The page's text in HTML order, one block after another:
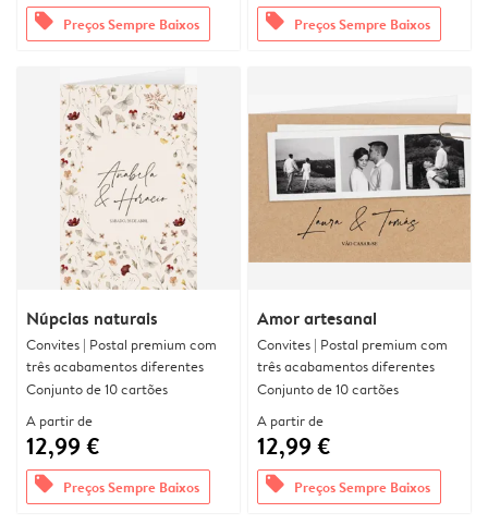
offers Preços Sempre Baixos offers Preços Sempre Baixos
Núpcias naturais
Convites | Postal premium com
três acabamentos diferentes
Conjunto de 10 cartões
A partir de
12,99 €
offers Preços Sempre Baixos
Amor artesanal
Convites | Postal premium com
três acabamentos diferentes
Conjunto de 10 cartões
A partir de
12,99 €
offers Preços Sempre Baixos